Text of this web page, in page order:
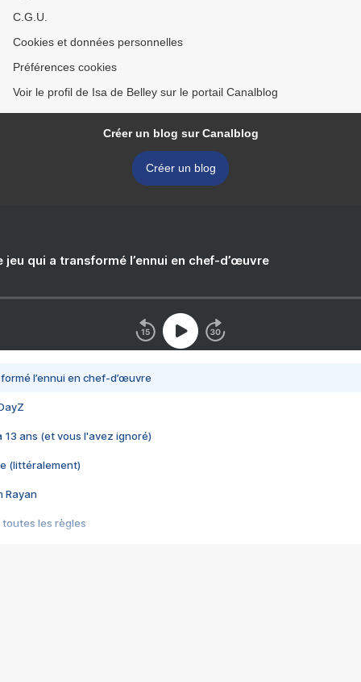
C.G.U.
Cookies et données personnelles
Préférences cookies
Voir le profil de Isa de Belley sur le portail Canalblog
Créer un blog sur Canalblog
Créer un blog
jeu qui a transformé l’ennui en chef-d’œuvre
l’ennui en chef-d’œuvre
13 ans (et vous l'avez ignoré)
(littéralement)
Rayan
toutes les règles